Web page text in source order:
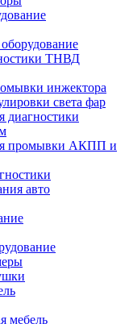
ТНВД
инжектора
света фар
диагностики
промывки АКПП и
авто
мебель